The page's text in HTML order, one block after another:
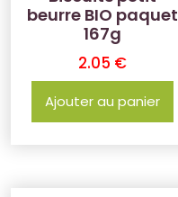
beurre BIO paquet
167g
2.05 €
Ajouter au panier